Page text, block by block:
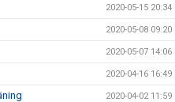
2020-05-15 20:34
2020-05-08 09:20
2020-05-07 14:06
2020-04-16 16:49
2020-04-02 11:59